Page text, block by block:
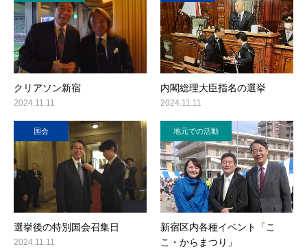
クリアソン新宿
2024.11.11
内閣総理大臣指名の選挙
2024.11.11
国会
選挙後の特別国会召集日
2024.11.11
地元での活動
新宿区内各種イベント「こ
こ・からまつり」